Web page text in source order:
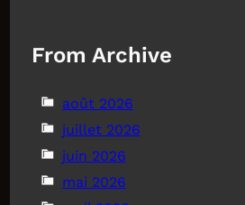
From Archive
août 2026
juillet 2026
juin 2026
mai 2026